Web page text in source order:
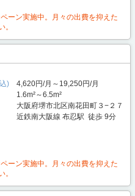
ーン実施中。月々の出費を抑えた
。
)
4,620円/月～19,250円/月
1.6m²～6.5m²
大阪府堺市北区南花田町３−２７
近鉄南大阪線 布忍駅 徒歩 9分
ーン実施中。月々の出費を抑えた
。